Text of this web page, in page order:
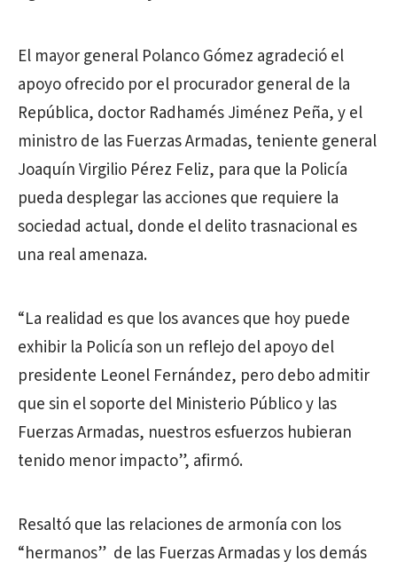
El mayor general Polanco Gómez agradeció el
apoyo ofrecido por el procurador general de la
República, doctor Radhamés Jiménez Peña, y el
ministro de las Fuerzas Armadas, teniente general
Joaquín Virgilio Pérez Feliz, para que la Policía
pueda desplegar las acciones que requiere la
sociedad actual, donde el delito trasnacional es
una real amenaza.
“La realidad es que los avances que hoy puede
exhibir la Policía son un reflejo del apoyo del
presidente Leonel Fernández, pero debo admitir
que sin el soporte del Ministerio Público y las
Fuerzas Armadas, nuestros esfuerzos hubieran
tenido menor impacto”, afirmó.
Resaltó que las relaciones de armonía con los
“hermanos” de las Fuerzas Armadas y los demás